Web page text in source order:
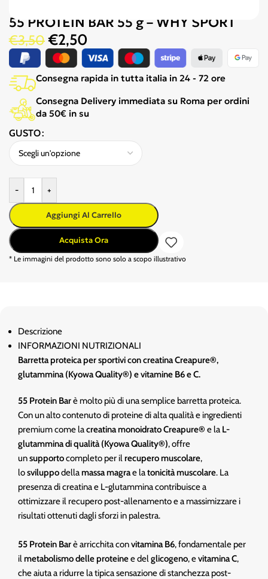
55 PROTEIN BAR 55 g – WHY SPORT
€3,50 €2,50
Consegna rapida in tutta italia in 24 - 72 ore
Consegna Delivery immediata su Roma per ordini
da 50€ in su
GUSTO
- +
Aggiungi Al Carrello
Acquista Ora
* Le immagini del prodotto sono solo a scopo illustrativo
Descrizione
INFORMAZIONI NUTRIZIONALI
Barretta proteica per sportivi con creatina Creapure®,
glutammina (Kyowa Quality®) e vitamine B6 e C.
55 Protein Barè molto più di una semplice barretta proteica.
Con un alto contenuto di proteine di alta qualità e ingredienti
premium come lacreatina monoidrato Creapure® e la L-
glutammina di qualità (Kyowa Quality®), offre
unsupportocompleto per ilrecupero muscolare,
losviluppodellamassa magrae latonicità muscolare. La
presenza di creatina e L-glutammina contribuisce a
ottimizzare il recupero post-allenamento e a massimizzare i
risultati ottenuti dagli sforzi in palestra.
55 Protein Barè arricchita convitamina B6, fondamentale per
ilmetabolismo delle proteinee delglicogeno, evitamina C,
che aiuta a ridurre la tipica sensazione di stanchezza post-